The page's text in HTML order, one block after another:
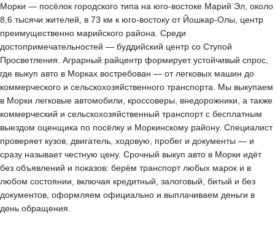
Морки — посёлок городского типа на юго-востоке Марий Эл, около
8,6 тысячи жителей, в 73 км к юго-востоку от Йошкар-Олы, центр
преимущественно марийского района. Среди
достопримечательностей — буддийский центр со Ступой
Просветления. Аграрный райцентр формирует устойчивый спрос,
где выкуп авто в Морках востребован — от легковых машин до
коммерческого и сельскохозяйственного транспорта. Мы выкупаем
в Морки легковые автомобили, кроссоверы, внедорожники, а также
коммерческий и сельскохозяйственный транспорт с бесплатным
выездом оценщика по посёлку и Моркинскому району. Специалист
проверяет кузов, двигатель, ходовую, пробег и документы — и
сразу называет честную цену. Срочный выкуп авто в Морки идёт
без объявлений и показов: берём транспорт любых марок и в
любом состоянии, включая кредитный, залоговый, битый и без
документов, оформляем официально и выплачиваем деньги в
день обращения.